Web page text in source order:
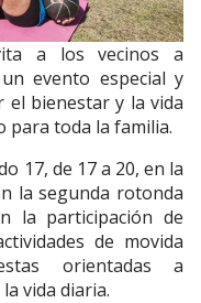
a los vecinos a
evento especial y
bienestar y la vida
para toda la familia.
17, de 17 a 20, en la
la segunda rotonda
la participación de
de movida
orientadas a
vida diaria.